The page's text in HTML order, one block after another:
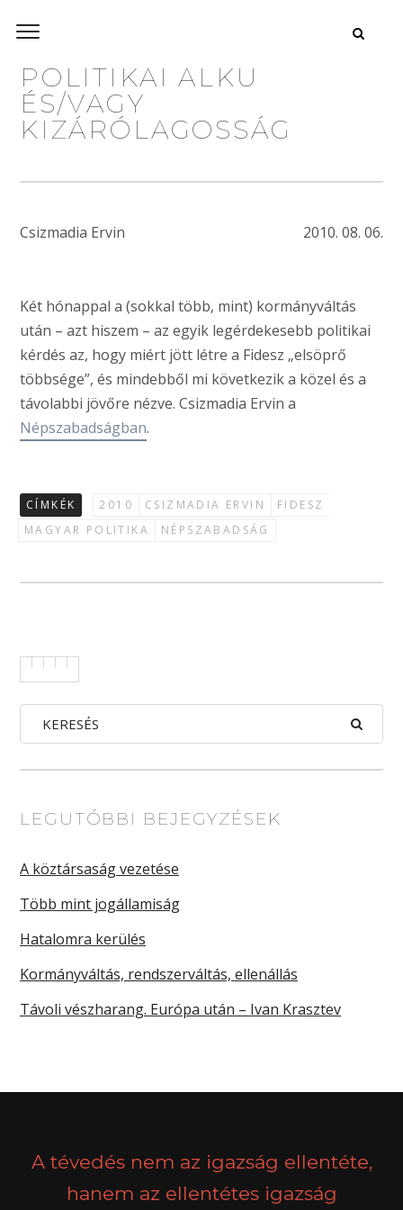
POLITIKAI ALKU
ÉS/VAGY
KIZÁRÓLAGOSSÁG
Csizmadia Ervin 2010. 08. 06.
Két hónappal a (sokkal több, mint) kormányváltás
után – azt hiszem – az egyik legérdekesebb politikai
kérdés az, hogy miért jött létre a Fidesz „elsöprő
többsége”, és mindebből mi következik a közel és a
távolabbi jövőre nézve. Csizmadia Ervin a
Népszabadságban.
CÍMKÉK 2010 CSIZMADIA ERVIN
FIDESZ
MAGYAR POLITIKA
NÉPSZABADSÁG
LEGUTÓBBI BEJEGYZÉSEK
A köztársaság vezetése
Több mint jogállamiság
Hatalomra kerülés
Kormányváltás, rendszerváltás, ellenállás
Távoli vészharang. Európa után – Ivan Krasztev
A tévedés nem az igazság ellentéte,
hanem az ellentétes igazság